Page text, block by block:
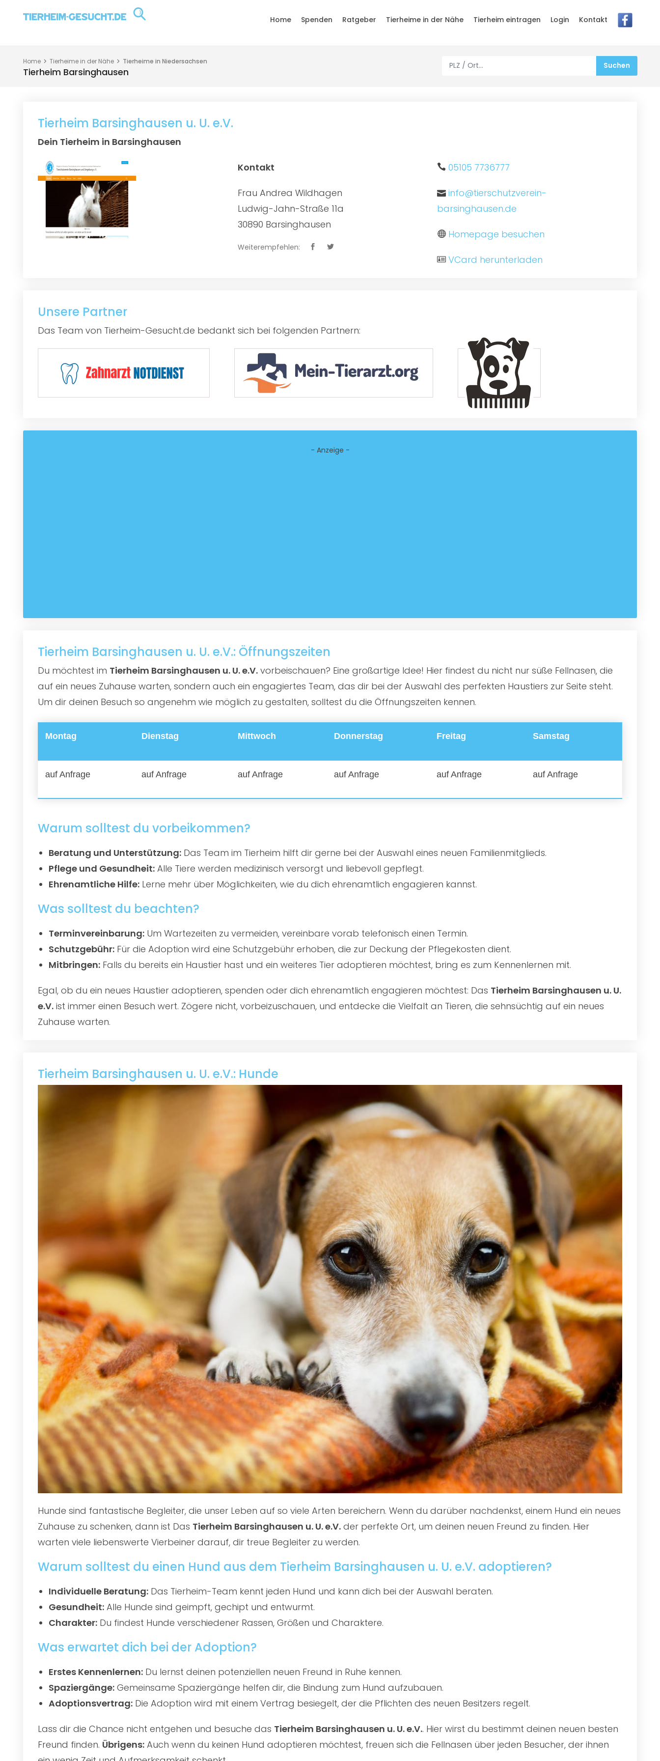
Home Spenden Ratgeber Tierheime in der Nähe Tierheim eintragen Login Kontakt
Home Tierheime in der Nähe Tierheime in Niedersachsen
Tierheim Barsinghausen
Tierheim Barsinghausen u. U. e.V.
Dein Tierheim in Barsinghausen
Kontakt
Frau Andrea Wildhagen
Ludwig-Jahn-Straße 11a
30890 Barsinghausen
Weiterempfehlen:
05105 7736777
info@tierschutzverein-
barsinghausen.de
Homepage besuchen
VCard herunterladen
Unsere Partner
Das Team von Tierheim-Gesucht.de bedankt sich bei folgenden Partnern:
- Anzeige -
Tierheim Barsinghausen u. U. e.V.: Öffnungszeiten
Du möchtest im Tierheim Barsinghausen u. U. e.V. vorbeischauen? Eine großartige Idee! Hier findest du nicht nur süße Fellnasen, die
auf ein neues Zuhause warten, sondern auch ein engagiertes Team, das dir bei der Auswahl des perfekten Haustiers zur Seite steht.
Um dir deinen Besuch so angenehm wie möglich zu gestalten, solltest du die Öffnungszeiten kennen.
Montag Dienstag Mittwoch Donnerstag Freitag Samstag
auf Anfrage auf Anfrage auf Anfrage auf Anfrage auf Anfrage auf Anfrage
Warum solltest du vorbeikommen?
Beratung und Unterstützung: Das Team im Tierheim hilft dir gerne bei der Auswahl eines neuen Familienmitglieds.
Pflege und Gesundheit: Alle Tiere werden medizinisch versorgt und liebevoll gepflegt.
Ehrenamtliche Hilfe: Lerne mehr über Möglichkeiten, wie du dich ehrenamtlich engagieren kannst.
Was solltest du beachten?
Terminvereinbarung: Um Wartezeiten zu vermeiden, vereinbare vorab telefonisch einen Termin.
Schutzgebühr: Für die Adoption wird eine Schutzgebühr erhoben, die zur Deckung der Pflegekosten dient.
Mitbringen: Falls du bereits ein Haustier hast und ein weiteres Tier adoptieren möchtest, bring es zum Kennenlernen mit.
Egal, ob du ein neues Haustier adoptieren, spenden oder dich ehrenamtlich engagieren möchtest: Das Tierheim Barsinghausen u. U.
e.V. ist immer einen Besuch wert. Zögere nicht, vorbeizuschauen, und entdecke die Vielfalt an Tieren, die sehnsüchtig auf ein neues
Zuhause warten.
Tierheim Barsinghausen u. U. e.V.: Hunde
Hunde sind fantastische Begleiter, die unser Leben auf so viele Arten bereichern. Wenn du darüber nachdenkst, einem Hund ein neues
Zuhause zu schenken, dann ist Das Tierheim Barsinghausen u. U. e.V. der perfekte Ort, um deinen neuen Freund zu finden. Hier
warten viele liebenswerte Vierbeiner darauf, dir treue Begleiter zu werden.
Warum solltest du einen Hund aus dem Tierheim Barsinghausen u. U. e.V. adoptieren?
Individuelle Beratung: Das Tierheim-Team kennt jeden Hund und kann dich bei der Auswahl beraten.
Gesundheit: Alle Hunde sind geimpft, gechipt und entwurmt.
Charakter: Du findest Hunde verschiedener Rassen, Größen und Charaktere.
Was erwartet dich bei der Adoption?
Erstes Kennenlernen: Du lernst deinen potenziellen neuen Freund in Ruhe kennen.
Spaziergänge: Gemeinsame Spaziergänge helfen dir, die Bindung zum Hund aufzubauen.
Adoptionsvertrag: Die Adoption wird mit einem Vertrag besiegelt, der die Pflichten des neuen Besitzers regelt.
Lass dir die Chance nicht entgehen und besuche das Tierheim Barsinghausen u. U. e.V.. Hier wirst du bestimmt deinen neuen besten
Freund finden. Übrigens: Auch wenn du keinen Hund adoptieren möchtest, freuen sich die Fellnasen über jeden Besucher, der ihnen